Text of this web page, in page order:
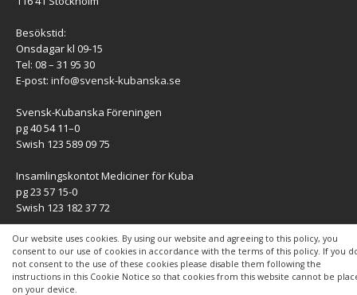
Our website uses cookies. By using our website and agreeing to this policy, you
consent to our use of cookies in accordance with the terms of this policy. If you
not consent to the use of these cookies please disable them following the
instructions in this Cookie Notice so that cookies from this website cannot be
on your device.
Besökstid:
Onsdagar kl 09-15
Tel: 08 – 31 95 30
E-post: info@svensk-kubanska.se
Svensk-Kubanska Föreningen
pg 40 54 11–0
Swish 123 589 09 75
Insamlingskontot Mediciner för Kuba
pg 23 57 15-0
Swish 123 182 37 72
KONTAKT
Kontaktuppgifter